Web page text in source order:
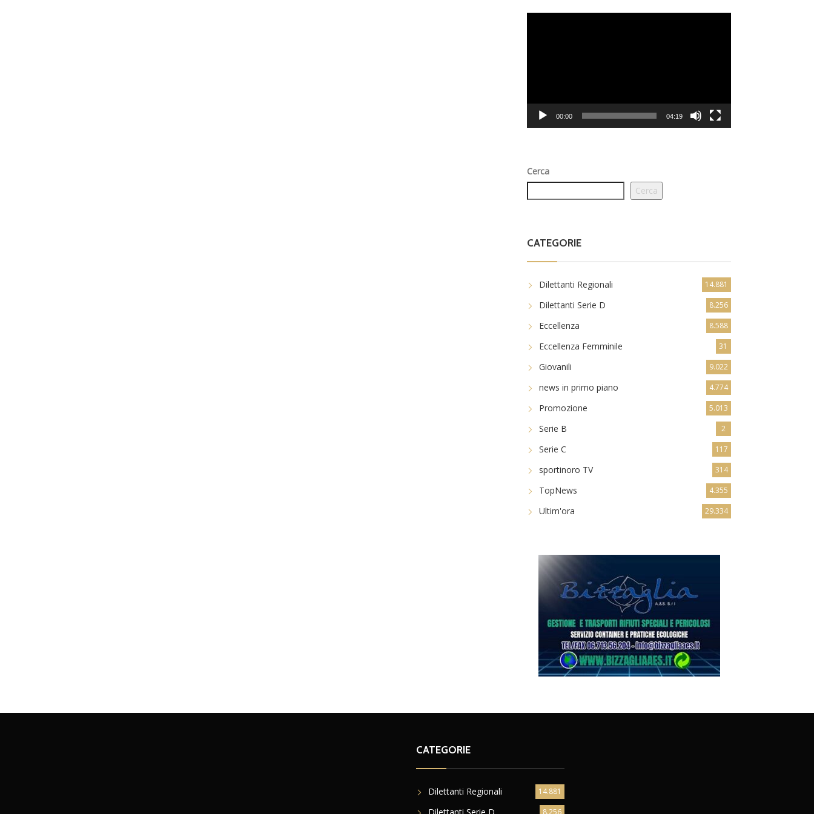
00:00 04:19
Cerca
Cerca
CATEGORIE
Dilettanti Regionali 14.881
Dilettanti Serie D 8.256
Eccellenza 8.588
Eccellenza Femminile 31
Giovanili 9.022
news in primo piano 4.774
Promozione 5.013
Serie B 2
Serie C 117
sportinoro TV 314
TopNews 4.355
Ultim'ora 29.334
CATEGORIE
Dilettanti Regionali 14.881
8.256